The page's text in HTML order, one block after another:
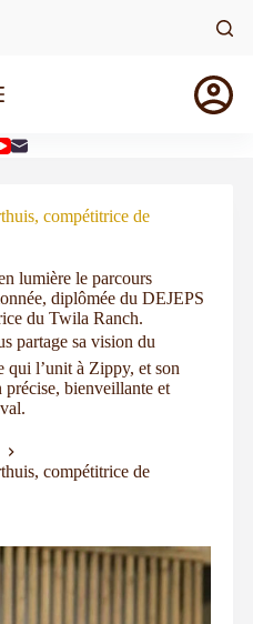
compétitrice de
lumière le parcours
diplômée du DEJEPS
du Twila Ranch.
partage sa vision du
qui l’unit à Zippy, et son
précise, bienveillante et
compétitrice de